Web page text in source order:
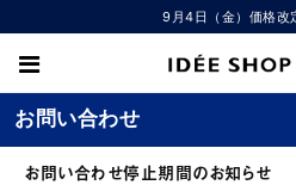
9月4日（金）価格改
お問い合わせ
お問い合わせ停止期間のお知らせ